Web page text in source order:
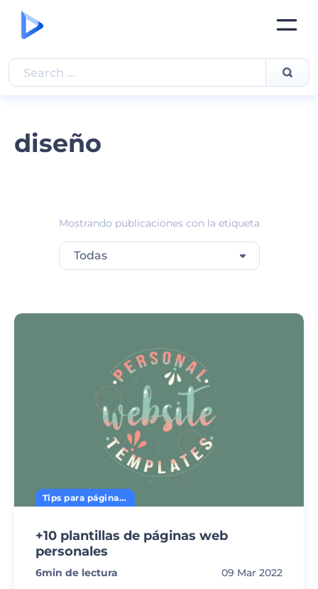
diseño
Mostrando publicaciones con la etiqueta
Todas
Tips para página web
+10 plantillas de páginas web
personales
6min de lectura 09 Mar 2022